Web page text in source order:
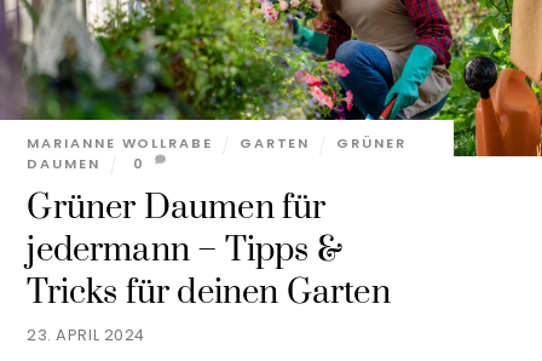
23. APRIL 2024
Grüner Daumen für
jedermann – Tipps &
Tricks für deinen Garten
MARIANNE WOLLRABE GARTEN
GRÜNER
DAUMEN
0